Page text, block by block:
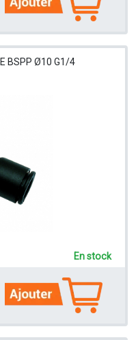
BSPP Ø10 G1/4
En stock